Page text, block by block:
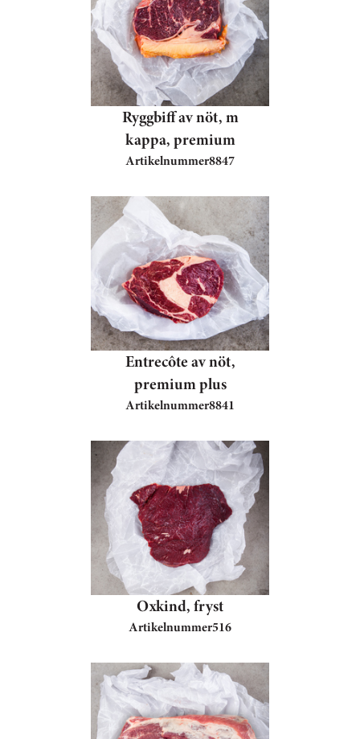
Ryggbiff av nöt, m
kappa, premium
Artikelnummer8847
Entrecôte av nöt,
premium plus
Artikelnummer8841
Oxkind, fryst
Artikelnummer516